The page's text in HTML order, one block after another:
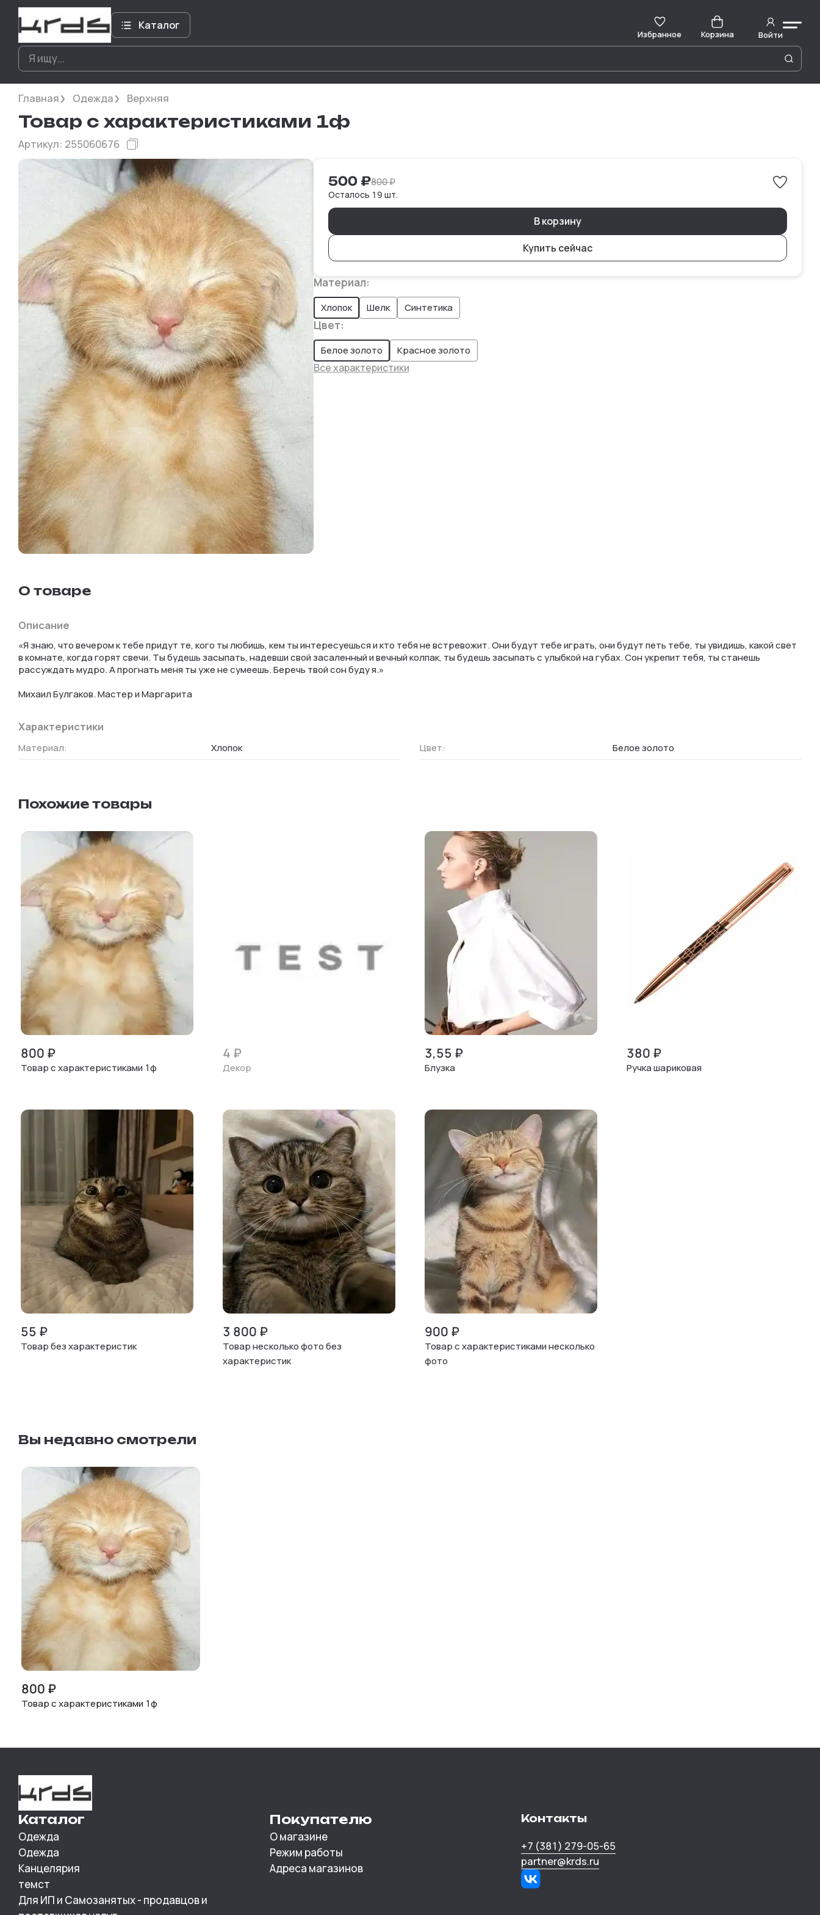
Каталог
Избранное Корзина Войти
Главная Одежда Верхняя
Товар с характеристиками 1ф
Артикул: 255060676
Материал:
Хлопок Шелк Синтетика
Цвет:
Белое золото Красное золото
Все характеристики
500₽800₽
Осталось 19 шт.
В корзину
Купить сейчас
О товаре
Описание
«Я знаю, что вечером к тебе придут те, кого ты любишь, кем ты интересуешься и кто тебя не встревожит. Они будут тебе играть, они будут петь тебе, ты увидишь, какой свет
в комнате, когда горят свечи. Ты будешь засыпать, надевши свой засаленный и вечный колпак, ты будешь засыпать с улыбкой на губах. Сон укрепит тебя, ты станешь
рассуждать мудро. А прогнать меня ты уже не сумеешь. Беречь твой сон буду я.»
Михаил Булгаков. Мастер и Маргарита
Характеристики
Материал: Хлопок Цвет: Белое золото
Похожие товары
800 ₽
Товар с характеристиками 1ф
4 ₽
Декор
3,55 ₽
Блузка
380 ₽
Ручка шариковая
55 ₽
Товар без характеристик
3 800 ₽
Товар несколько фото без
характеристик
900 ₽
Товар с характеристиками несколько
фото
Вы недавно смотрели
800 ₽
Товар с характеристиками 1ф
Каталог
Одежда
Одежда
Канцелярия
темст
Для ИП и Самозанятых - продавцов и
Покупателю
О магазине
Режим работы
Адреса магазинов
Контакты
+7 (381) 279-05-65
partner@krds.ru